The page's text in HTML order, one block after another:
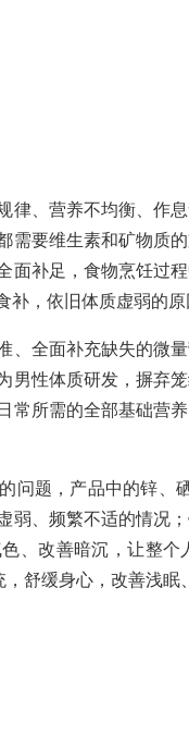
律、营养不均衡、作
需要维生素和矿物质
面补足，食物烹饪过
，依旧体质虚弱的原
、全面补充缺失的微
男性体质研发，摒弃
常所需的全部基础营
问题，产品中的锌、
弱、频繁不适的情况
、改善暗沉，让整
舒缓身心，改善浅眠